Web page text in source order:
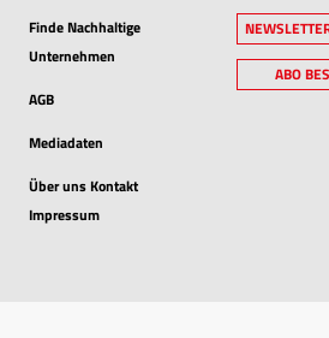
Finde Nachhaltige
Unternehmen
AGB
Mediadaten
Über uns Kontakt
Impressum
ABO